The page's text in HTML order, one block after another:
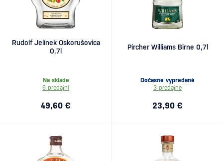
Rudolf Jelínek Oskorušovica
0,7l
Na sklade
6 predajní
49,60 €
Pircher Williams Birne 0,7l
Dočasne vypredané
3 predajne
23,90 €